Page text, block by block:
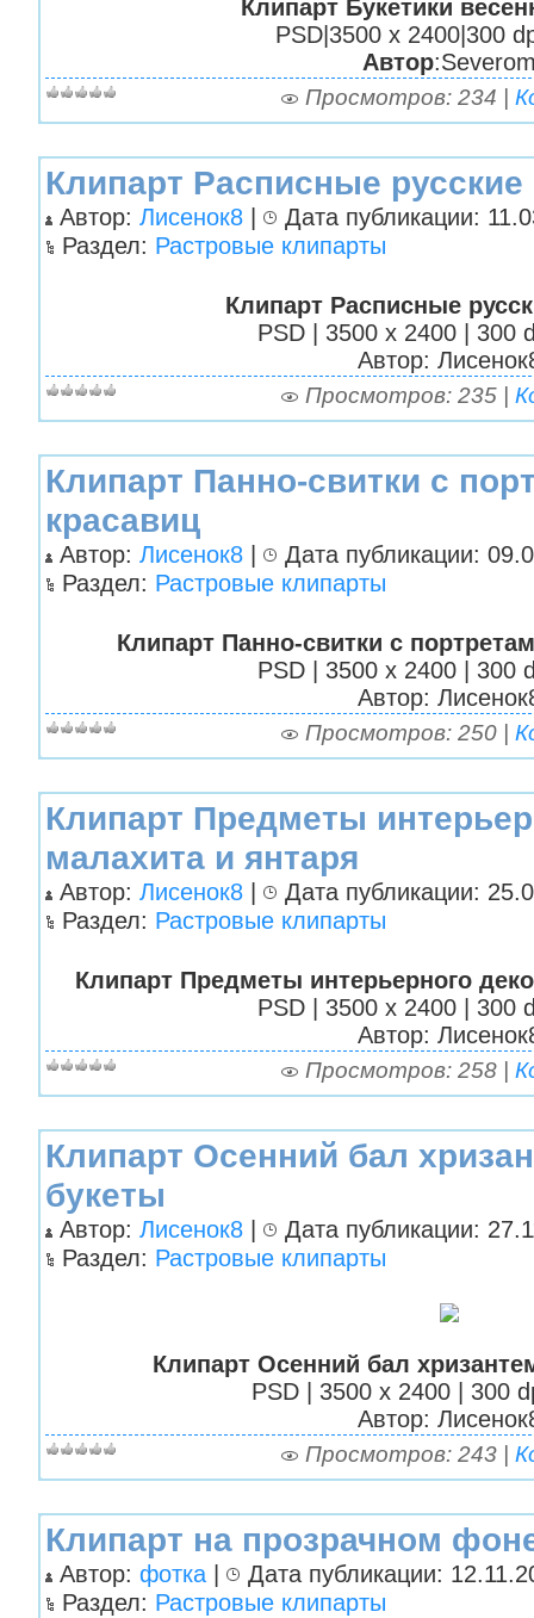
Клипарт Букетики
PSD|3500 х 2400|300
Автор
Просмотров: 234 |
Клипарт Расписные
Автор: Лисенок8 |
Дата публикации:
Раздел: Растровые клипарты
Клипарт Расписные
PSD | 3500 х 2400 | 300
Автор:
Просмотров: 235 |
Клипарт Панно-свитки с
красавиц
Автор: Лисенок8 |
Дата публикации:
Раздел: Растровые клипарты
Клипарт Панно-свитки с
PSD | 3500 х 2400 | 300
Автор:
Просмотров: 250 |
Клипарт Предметы
малахита и янтаря
Автор: Лисенок8 |
Дата публикации:
Раздел: Растровые клипарты
Клипарт Предметы интерьерного
PSD | 3500 х 2400 | 300
Автор:
Просмотров: 258 |
Клипарт Осенний бал
букеты
Автор: Лисенок8 |
Дата публикации:
Раздел: Растровые клипарты
Клипарт Осенний бал
PSD | 3500 х 2400 | 300
Автор:
Просмотров: 243 |
Клипарт на прозрачном
Автор: фотка |
Дата публикации:
Раздел: Растровые клипарты